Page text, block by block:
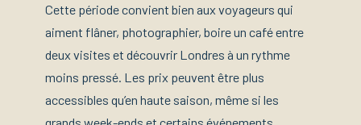
Cette période convient bien aux voyageurs qui
aiment flâner, photographier, boire un café entre
deux visites et découvrir Londres à un rythme
moins pressé. Les prix peuvent être plus
accessibles qu’en haute saison, même si les